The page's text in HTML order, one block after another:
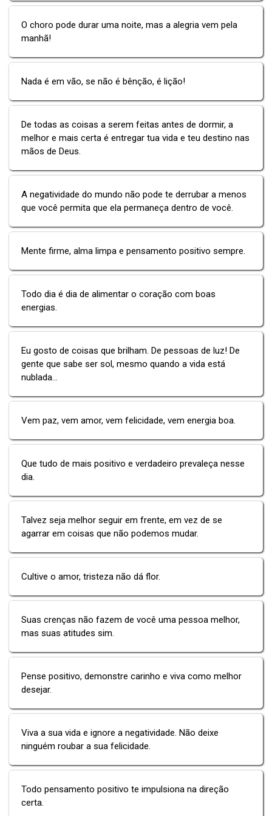
O choro pode durar uma noite, mas a alegria vem pela
manhã!
Nada é em vão, se não é bênção, é lição!
De todas as coisas a serem feitas antes de dormir, a
melhor e mais certa é entregar tua vida e teu destino nas
mãos de Deus.
A negatividade do mundo não pode te derrubar a menos
que você permita que ela permaneça dentro de você.
Mente firme, alma limpa e pensamento positivo sempre.
Todo dia é dia de alimentar o coração com boas
energias.
Eu gosto de coisas que brilham. De pessoas de luz! De
gente que sabe ser sol, mesmo quando a vida está
nublada...
Vem paz, vem amor, vem felicidade, vem energia boa.
Que tudo de mais positivo e verdadeiro prevaleça nesse
dia.
Talvez seja melhor seguir em frente, em vez de se
agarrar em coisas que não podemos mudar.
Cultive o amor, tristeza não dá flor.
Suas crenças não fazem de você uma pessoa melhor,
mas suas atitudes sim.
Pense positivo, demonstre carinho e viva como melhor
desejar.
Viva a sua vida e ignore a negatividade. Não deixe
ninguém roubar a sua felicidade.
Todo pensamento positivo te impulsiona na direção
certa.